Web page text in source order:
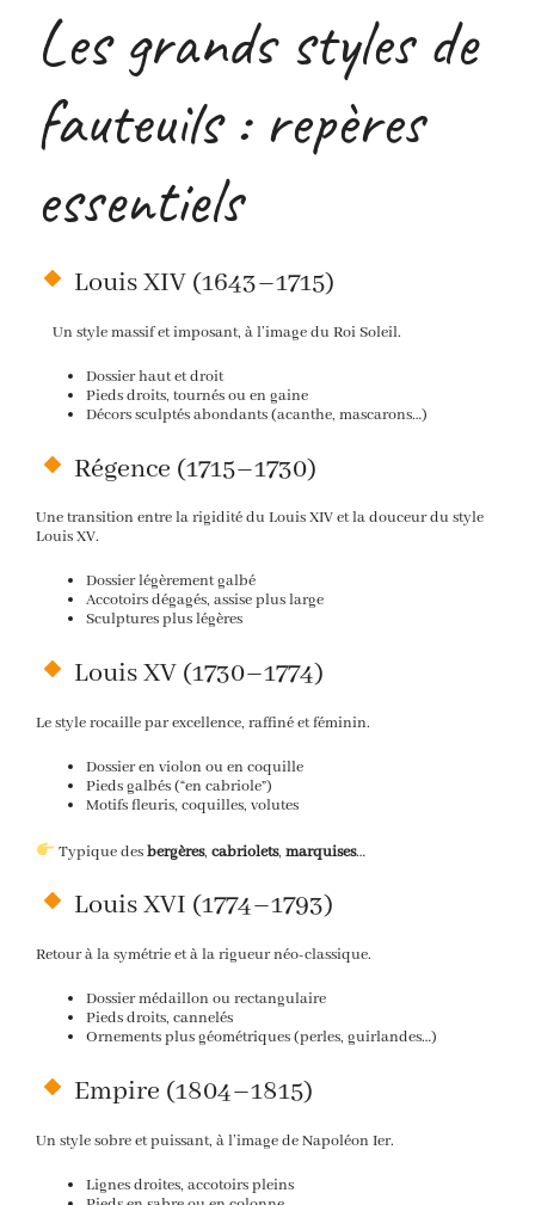
Les grands styles de
fauteuils : repères
essentiels
Louis XIV (1643–1715)
Un style massif et imposant, à l’image du Roi Soleil.
Dossier haut et droit
Pieds droits, tournés ou en gaine
Décors sculptés abondants (acanthe, mascarons…)
Régence (1715–1730)
Une transition entre la rigidité du Louis XIV et la douceur du style
Louis XV.
Dossier légèrement galbé
Accotoirs dégagés, assise plus large
Sculptures plus légères
Louis XV (1730–1774)
Le style rocaille par excellence, raffiné et féminin.
Dossier en violon ou en coquille
Pieds galbés (“en cabriole”)
Motifs fleuris, coquilles, volutes
Typique desbergères, cabriolets, marquises…
Louis XVI (1774–1793)
Retour à la symétrie et à la rigueur néo-classique.
Dossier médaillon ou rectangulaire
Pieds droits, cannelés
Ornements plus géométriques (perles, guirlandes…)
Empire (1804–1815)
Un style sobre et puissant, à l’image de Napoléon Ier.
Lignes droites, accotoirs pleins